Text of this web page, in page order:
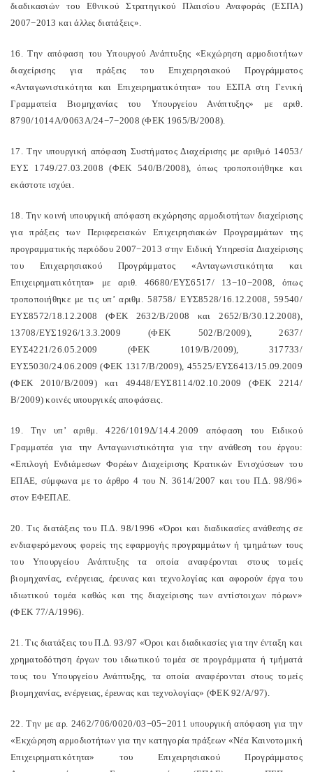
διαδικασιών του Εθνικού Στρατηγικού Πλαισίου Αναφοράς (ΕΣΠΑ)
2007−2013 και άλλες διατάξεις».
16. Την απόφαση του Υπουργού Ανάπτυξης «Εκχώρηση αρμοδιοτήτων
διαχείρισης για πράξεις του Επιχειρησιακού Προγράμματος
«Ανταγωνιστικότητα και Επιχειρηματικότητα» του ΕΣΠΑ στη Γενική
Γραμματεία Βιομηχανίας του Υπουργείου Ανάπτυξης» με αριθ.
8790/1014Α/0063Α/24−7−2008 (ΦΕΚ 1965/Β/2008).
17. Την υπουργική απόφαση Συστήματος Διαχείρισης με αριθμό 14053/
ΕΥΣ 1749/27.03.2008 (ΦΕΚ 540/Β/2008), όπως τροποποιήθηκε και
εκάστοτε ισχύει.
18. Την κοινή υπουργική απόφαση εκχώρησης αρμοδιοτήτων διαχείρισης
για πράξεις των Περιφερειακών Επιχειρησιακών Προγραμμάτων της
προγραμματικής περιόδου 2007−2013 στην Ειδική Υπηρεσία Διαχείρισης
του Επιχειρησιακού Προγράμματος «Ανταγωνιστικότητα και
Επιχειρηματικότητα» με αριθ. 46680/ΕΥΣ6517/ 13−10−2008, όπως
τροποποιήθηκε με τις υπ’ αριθμ. 58758/ ΕΥΣ8528/16.12.2008, 59540/
ΕΥΣ8572/18.12.2008 (ΦΕΚ 2632/Β/2008 και 2652/Β/30.12.2008),
13708/ΕΥΣ1926/13.3.2009 (ΦΕΚ 502/Β/2009), 2637/
ΕΥΣ4221/26.05.2009 (ΦΕΚ 1019/Β/2009), 317733/
ΕΥΣ5030/24.06.2009 (ΦΕΚ 1317/Β/2009), 45525/ΕΥΣ6413/15.09.2009
(ΦΕΚ 2010/Β/2009) και 49448/ΕΥΣ8114/02.10.2009 (ΦΕΚ 2214/
Β/2009) κοινές υπουργικές αποφάσεις.
19. Την υπ’ αριθμ. 4226/1019Δ/14.4.2009 απόφαση του Ειδικού
Γραμματέα για την Ανταγωνιστικότητα για την ανάθεση του έργου:
«Επιλογή Ενδιάμεσων Φορέων Διαχείρισης Κρατικών Ενισχύσεων του
ΕΠΑΕ, σύμφωνα με το άρθρο 4 του Ν. 3614/2007 και του Π.Δ. 98/96»
στον ΕΦΕΠΑΕ.
20. Τις διατάξεις του Π.Δ. 98/1996 «Όροι και διαδικασίες ανάθεσης σε
ενδιαφερόμενους φορείς της εφαρμογής προγραμμάτων ή τμημάτων τους
του Υπουργείου Ανάπτυξης τα οποία αναφέρονται στους τομείς
βιομηχανίας, ενέργειας, έρευνας και τεχνολογίας και αφορούν έργα του
ιδιωτικού τομέα καθώς και της διαχείρισης των αντίστοιχων πόρων»
(ΦΕΚ 77/Α/1996).
21. Τις διατάξεις του Π.Δ. 93/97 «Όροι και διαδικασίες για την ένταξη και
χρηματοδότηση έργων του ιδιωτικού τομέα σε προγράμματα ή τμήματά
τους του Υπουργείου Ανάπτυξης, τα οποία αναφέρονται στους τομείς
βιομηχανίας, ενέργειας, έρευνας και τεχνολογίας» (ΦΕΚ 92/Α/97).
22. Την με αρ. 2462/706/0020/03−05−2011 υπουργική απόφαση για την
«Εκχώρηση αρμοδιοτήτων για την κατηγορία πράξεων «Νέα Καινοτομική
Επιχειρηματικότητα» του Επιχειρησιακού Προγράμματος